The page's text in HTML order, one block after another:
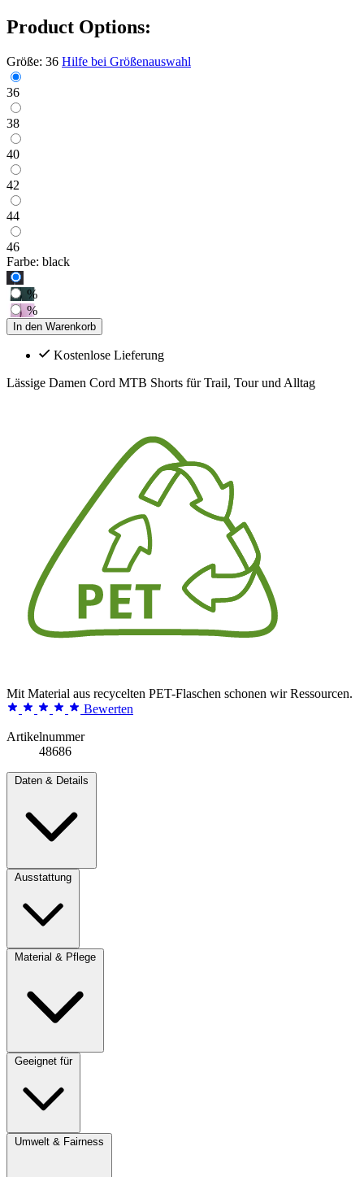
Product Options:
Größe: 36 Hilfe bei Größenauswahl
36
38
40
42
44
46
Farbe: black
%
%
In den Warenkorb
Kostenlose Lieferung
Lässige Damen Cord MTB Shorts für Trail, Tour und Alltag
Mit Material aus recycelten PET-Flaschen schonen wir Ressourcen.
Bewerten
Artikelnummer
48686
Daten & Details
Ausstattung
Material & Pflege
Geeignet für
Umwelt & Fairness